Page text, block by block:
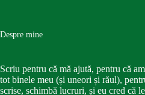
Despre mine
Scriu pentru că mă ajută, pentru că
tot binele meu (și uneori și răul),
scrise, schimbă lucruri, și eu cred că